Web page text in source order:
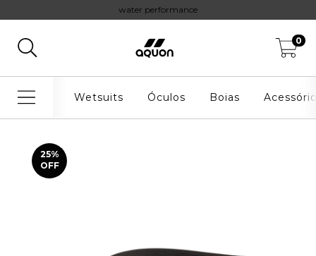
water performance
0
Wetsuits Óculos Boias
25%
OFF